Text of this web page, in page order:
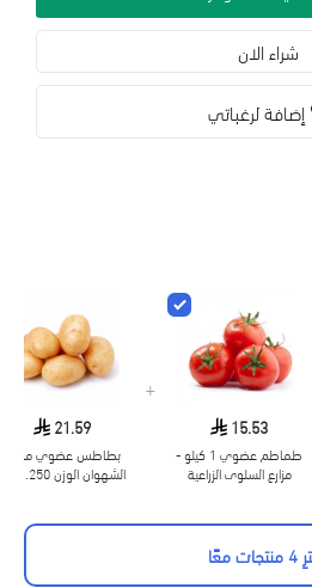
شراء الان
إضافة لرغباتي
15.53
طماطم عضوي 1 كيلو -
مزارع السلوى الزراعية
+
21.59
بطاطس عضوي مزرعة
الشهوان الوزن 1.250 جم
معًا